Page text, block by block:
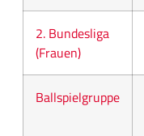
2. Bundesliga
(Frauen)
Ballspielgruppe